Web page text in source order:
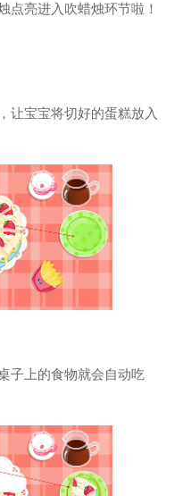
点亮进入吹蜡烛环节啦！
让宝宝将切好的蛋糕放入
子上的食物就会自动吃